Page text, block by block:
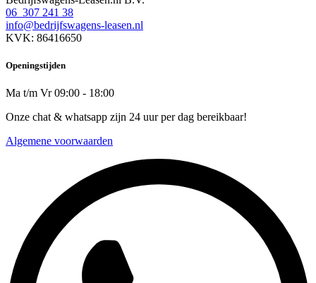
06 307 241 38
info@bedrijfswagens-leasen.nl
KVK: 86416650
Openingstijden
Ma t/m Vr 09:00 - 18:00
Onze chat & whatsapp zijn 24 uur per dag bereikbaar!
Algemene voorwaarden